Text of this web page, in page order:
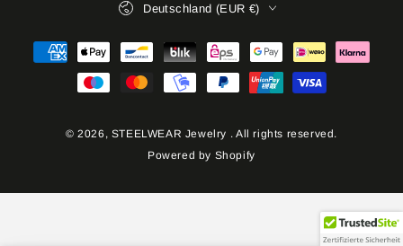
© 2026, STEELWEAR Jewelry . All rights reserved.
Powered by Shopify
Deutschland (EUR €)
Zahlungsmöglichkeiten